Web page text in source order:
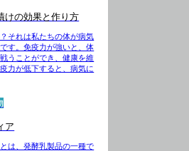
けの効果と作り方
それは私たちの体が病気
す。免疫力が強いと、体
うことができ、健康を維
力が低下すると、病気に
ア
は、発酵乳製品の一種で